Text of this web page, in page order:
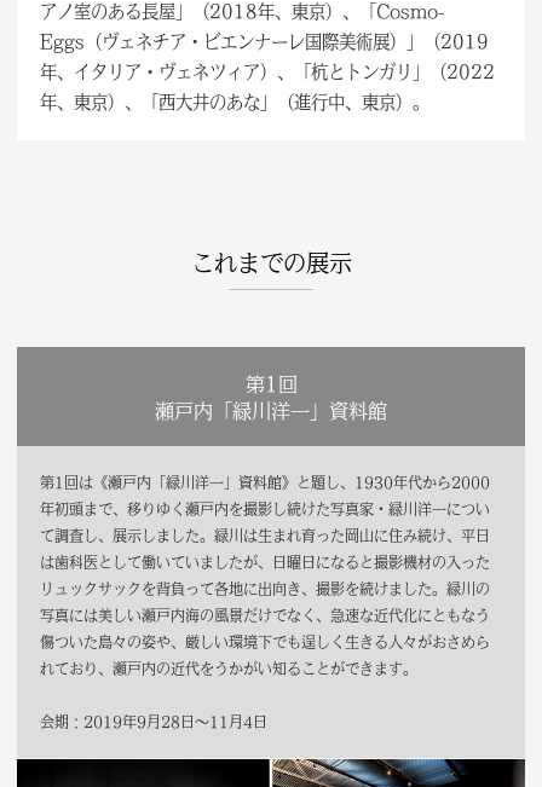
アノ室のある長屋」（2018年、東京）、「Cosmo-
Eggs（ヴェネチア・ビエンナーレ国際美術展）」（2019
年、イタリア・ヴェネツィア）、「杭とトンガリ」（2022
年、東京）、「西大井のあな」（進行中、東京）。
これまでの展示
第1回
瀬戸内「緑川洋一」資料館
第1回は《瀬戸内「緑川洋一」資料館》と題し、1930年代から2000
年初頭まで、移りゆく瀬戸内を撮影し続けた写真家・緑川洋一につい
て調査し、展示しました。緑川は生まれ育った岡山に住み続け、平日
は歯科医として働いていましたが、日曜日になると撮影機材の入った
リュックサックを背負って各地に出向き、撮影を続けました。緑川の
写真には美しい瀬戸内海の風景だけでなく、急速な近代化にともなう
傷ついた島々の姿や、厳しい環境下でも逞しく生きる人々がおさめら
れており、瀬戸内の近代をうかがい知ることができます。
会期：2019年9月28日～11月4日